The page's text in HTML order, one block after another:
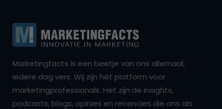
Marketingfacts is een beetje van ons allemaal,
iedere dag vers. Wij zijn hét platform voor
marketingprofessionals. Het zijn de insights,
podcasts, blogs, opinies en recencies die ons als